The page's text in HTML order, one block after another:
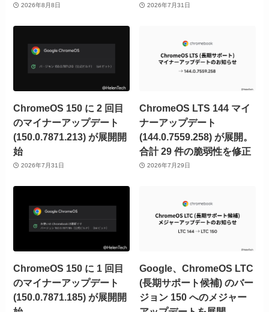
2026年8月8日 2026年7月31日
ChromeOS 150 に 2 回目
のマイナーアップデート
(150.0.7871.213) が展開開
始
2026年7月31日
ChromeOS LTS 144 マイ
ナーアップデート
(144.0.7559.258) が展開。
合計 29 件の脆弱性を修正
2026年7月29日
ChromeOS 150 に 1 回目
のマイナーアップデート
(150.0.7871.185) が展開開
Google、ChromeOS LTC
(長期サポート候補) のバー
ジョン 150 へのメジャー